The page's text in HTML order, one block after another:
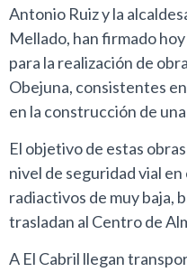
Antonio Ruiz y la
Mellado, han firmado
para la realización de
Obejuna, consistentes
en la construcción de
El objetivo de estas
nivel de seguridad vial
radiactivos de muy baja,
trasladan al Centro de
A El Cabril llegan